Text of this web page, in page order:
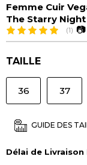
Femme Cuir
The Starry
(1) 📷
TAILLE
36 37
GUIDE DES
Délai de Livraison